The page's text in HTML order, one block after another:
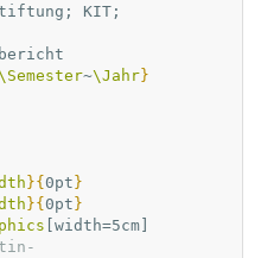
~\Jahr}
}{ 0pt }
}{ 0pt }
[width=5cm]